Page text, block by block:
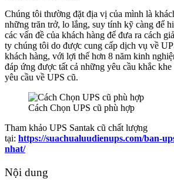
Chúng tôi thường đặt địa vị của mình là
những trăn trở, lo lắng, suy tính kỹ càng để
các vấn đề của khách hàng để đưa ra cách
ty chúng tôi do được cung cấp dịch vụ về
khách hàng, với lợi thế hơn 8 năm kinh
đáp ứng được tất cả những yêu cầu khắc
yêu cầu về UPS cũ.
Cách Chọn UPS cũ phù hợp
Tham khảo UPS Santak cũ chất lượng
tại: https://suachualuudienups.com/ban-
nhat/
Nội dung